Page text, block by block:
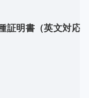
証明書（英文対応